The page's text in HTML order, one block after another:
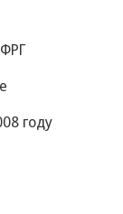
году